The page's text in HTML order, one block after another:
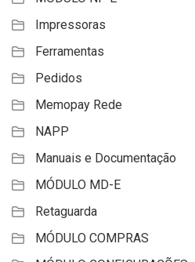
Impressoras
Ferramentas
Pedidos
Memopay Rede
NAPP
Manuais e Documentação
MÓDULO MD-E
Retaguarda
MÓDULO COMPRAS